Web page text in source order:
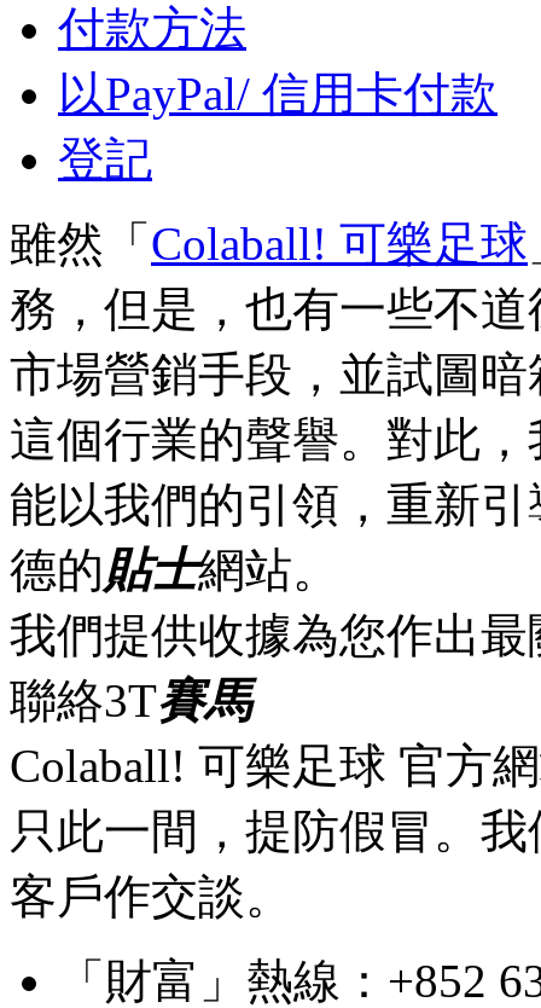
付款方法
以PayPal/ 信用卡付款
登記
雖然「 Colaball! 可樂足球
務，但是，也有一些不道
市場營銷手段，並試圖
這個行業的聲譽。對此
能以我們的引領，重新
德的貼士網站。
我們提供收據為您作出
聯絡3T賽馬
Colaball! 可樂足球 官方
只此一間，提防假冒。
客戶作交談。
「財富」熱線：+852